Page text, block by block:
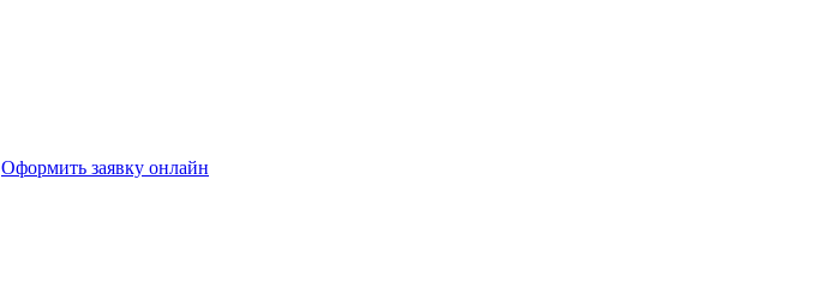
Оформить заявку онлайн